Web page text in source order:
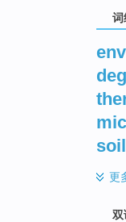
词
更
双